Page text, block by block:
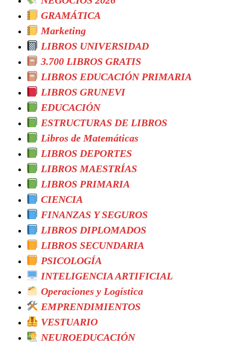
GRAMÁTICA
Marketing
LIBROS UNIVERSIDAD
3.700 LIBROS GRATIS
LIBROS EDUCACIÓN PRIMARIA
LIBROS GRUNEVI
EDUCACIÓN
ESTRUCTURAS DE LIBROS
Libros de Matemáticas
LIBROS DEPORTES
LIBROS MAESTRÍAS
LIBROS PRIMARIA
CIENCIA
FINANZAS Y SEGUROS
LIBROS DIPLOMADOS
LIBROS SECUNDARIA
PSICOLOGÍA
INTELIGENCIA ARTIFICIAL
Operaciones y Logística
EMPRENDIMIENTOS
VESTUARIO
NEUROEDUCACIÓN